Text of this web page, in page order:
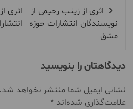
اثری از زینب رحیمی از
نویسندگان انتشارات حوزه
مشق
اثری
دیدگاهتان را بنویسید
نشانی ایمیل شما منتشر نخواهد شد.
علامت‌گذاری شده‌اند *